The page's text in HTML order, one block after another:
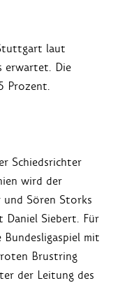
laut
erwartet. Die
Prozent.
Schiedsrichter
wird der
und Sören Storks
Siebert. Für
Bundesligaspiel mit
Brustring
der Leitung des